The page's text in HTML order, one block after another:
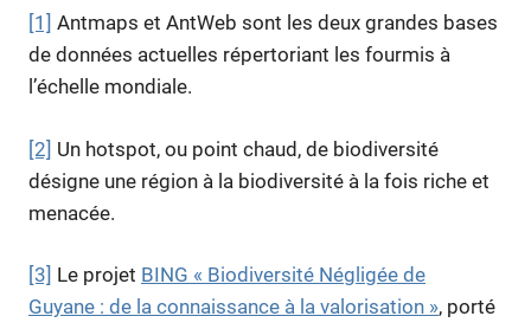
[1] Antmaps et AntWeb sont les deux grandes bases
de données actuelles répertoriant les fourmis à
l’échelle mondiale.
[2] Un hotspot, ou point chaud, de biodiversité
désigne une région à la biodiversité à la fois riche et
menacée.
[3] Le projet BING « Biodiversité Négligée de
Guyane : de la connaissance à la valorisation », porté